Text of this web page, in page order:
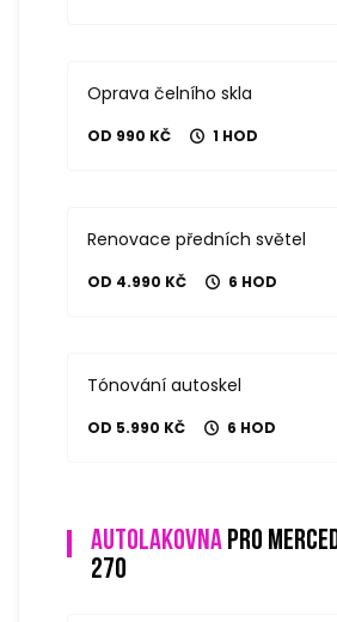
Oprava čelního skla
OD 990 KČ 1 HOD
Renovace předních světel
OD 4.990 KČ 6 HOD
Tónování autoskel
OD 5.990 KČ 6 HOD
Autolakovna pro
270